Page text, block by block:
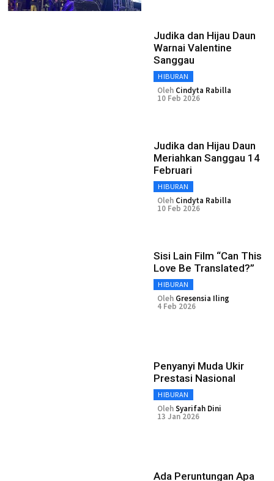
Judika dan Hijau Daun
Warnai Valentine
Sanggau
HIBURAN
Oleh Cindyta Rabilla
10 Feb 2026
Judika dan Hijau Daun
Meriahkan Sanggau 14
Februari
HIBURAN
Oleh Cindyta Rabilla
10 Feb 2026
Sisi Lain Film “Can This
Love Be Translated?”
HIBURAN
Oleh Gresensia Iling
4 Feb 2026
Penyanyi Muda Ukir
Prestasi Nasional
HIBURAN
OlehSyarifah Dini
13 Jan 2026
Ada Peruntungan Apa